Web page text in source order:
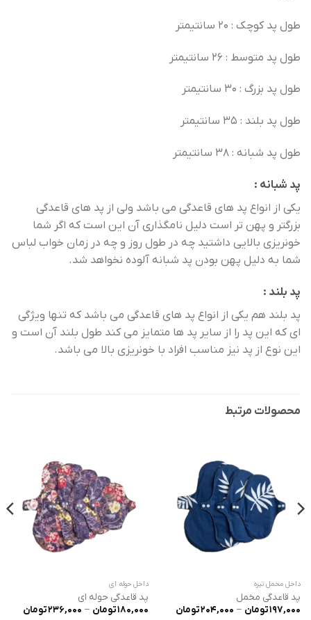
طول پد کوچک : 20 سانتیمتر
طول پد متوسط : 26 سانتیمتر
طول پد بزرگ : 30 سانتیمتر
طول پد بلند : 35 سانتیمتر
طول پد شبانه : 38 سانتیمتر
پد شبانه :
یکی از انواع پد های قاعدگی می باشد ولی از پد های قاعدگی
بزرگتر و پهن تر است دلیل نامگذاری آن این است که اگر شما
خونریزی بالایی داشتید چه در طول روز و چه در زمان خواب لباس
شما به دلیل پهن بودن پد شبانه آلوده نخواهد شد.
پد بلند :
پد بلند هم یکی از انواع پد های قاعدگی می باشد که تنها ویژگی
ای که این پد را از سایر پد ها متمایز می کند طول بلند آن است و
این نوع از پد نیز مناسب افراد با خونریزی بالا می باشد.
محصولات مرتبط
داخل مخمل تیره
پد قاعدگی مخمل
197,000تومان –
204,000تومانمحدوده
داخل حوله ای
پد قاعدگی حوله ای
180,000تومان –
236,000تومان